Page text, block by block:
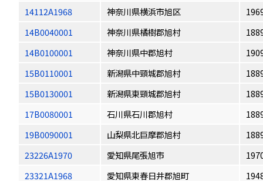
14112A1968
神奈川県横浜市旭区
14B0040001
神奈川県橘樹郡旭村
14B0100001
神奈川県中郡旭村
15B0110001
新潟県中頸城郡旭村
15B0130001
新潟県東頸城郡旭村
17B0080001
石川県石川郡旭村
19B0090001
山梨県北巨摩郡旭村
23226A1970
愛知県尾張旭市
23321A1968
愛知県東春日井郡旭町